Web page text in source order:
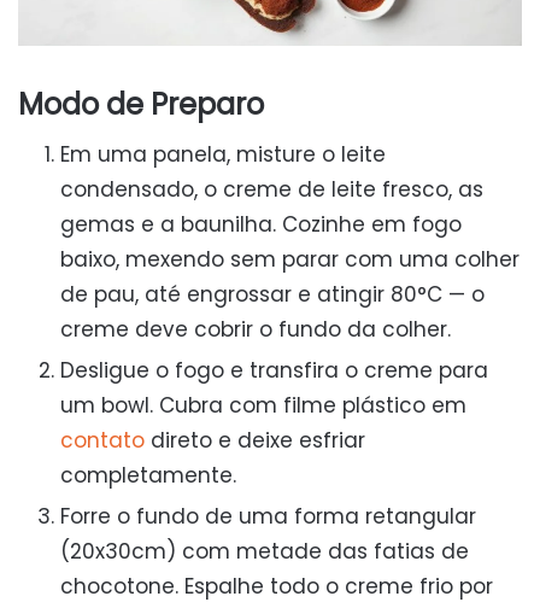
Modo de Preparo
Em uma panela, misture o leite
condensado, o creme de leite fresco, as
gemas e a baunilha. Cozinhe em fogo
baixo, mexendo sem parar com uma colher
de pau, até engrossar e atingir 80°C — o
creme deve cobrir o fundo da colher.
Desligue o fogo e transfira o creme para
um bowl. Cubra com filme plástico em
contato direto e deixe esfriar
completamente.
Forre o fundo de uma forma retangular
(20x30cm) com metade das fatias de
chocotone. Espalhe todo o creme frio por